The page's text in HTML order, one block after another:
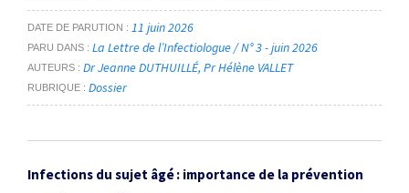
DATE DE PARUTION 11 juin 2026
PARU DANS La Lettre de l’Infectiologue / N° 3 - juin 2026
AUTEURS Dr Jeanne DUTHUILLÉ Pr Hélène VALLET
RUBRIQUE Dossier
Infections du sujet âgé : importance de la prévention